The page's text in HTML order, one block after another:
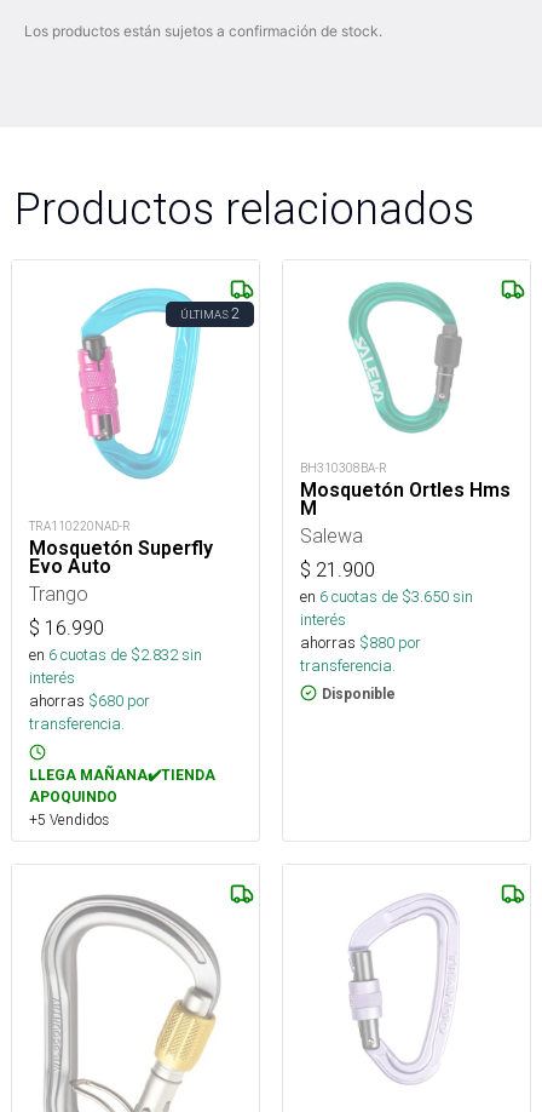
Los productos están sujetos a confirmación de stock.
Productos relacionados
ÚLTIMAS2
TRA110220NAD-R
Mosquetón Superfly
Evo Auto
Trango
$ 16.990
en 6cuotas de $2.832sin
interés
ahorras $680 por
transferencia.
LLEGA MAÑANA✔️TIENDA
APOQUINDO
+5 Vendidos
BH310308BA-R
Mosquetón Ortles Hms
M
Salewa
$ 21.900
en 6cuotas de $3.650sin
interés
ahorras $880 por
transferencia.
Disponible